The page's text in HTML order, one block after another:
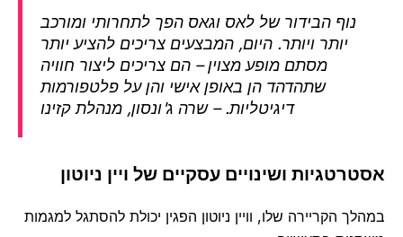
נוף הבידור של לאס וגאס הפך לתחרותי ומורכב
יותר ויותר. היום, המבצעים צריכים להציע יותר
מסתם מופע מצוין – הם צריכים ליצור חוויה
שתהדהד הן באופן אישי והן על פלטפורמות
דיגיטליות. – שרה ג'ונסון, מנהלת קזינו
ושינויים עסקיים של ויין ניוטון
הקריירה שלו, וויין ניוטון הפגין יכולת להסתגל למגמות